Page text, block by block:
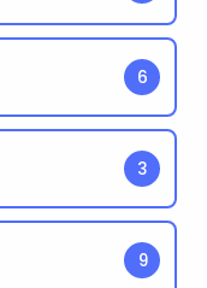
6
3
9